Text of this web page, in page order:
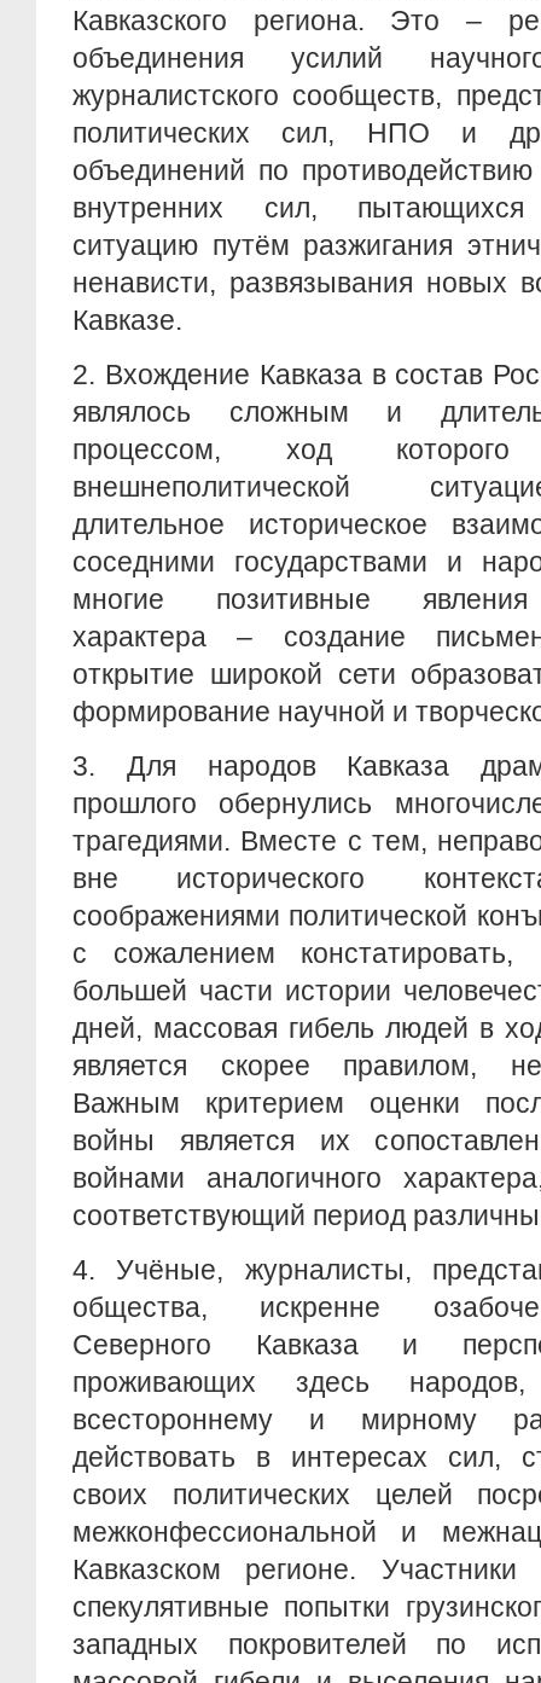
Кавказского региона. Это –
объединения усилий
журналистского сообществ,
политических сил, НПО и
объединений по
внутренних сил, пытающихся
ситуацию путём разжигания
ненависти, развязывания новых
Кавказе.
2. Вхождение Кавказа в состав
являлось сложным и
процессом, ход
внешнеполитической
длительное историческое
соседними государствами и
многие позитивные явления
характера – создание
открытие широкой сети
формирование научной и
3. Для народов Кавказа
прошлого обернулись
трагедиями. Вместе с тем,
вне исторического
соображениями политической
с сожалением
большей части истории
дней, массовая гибель людей в
является скорее правилом,
Важным критерием оценки
войны является их
войнами аналогичного
соответствующий период
4. Учёные, журналисты,
общества, искренне
Северного Кавказа и
проживающих здесь
всестороннему и мирному
действовать в интересах сил,
своих политических целей
межконфессиональной и
Кавказском регионе.
спекулятивные попытки
западных покровителей по